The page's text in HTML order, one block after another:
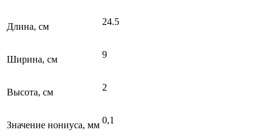
Длина, см 24.5
Ширина, см 9
Высота, см 2
Значение нониуса, мм 0,1